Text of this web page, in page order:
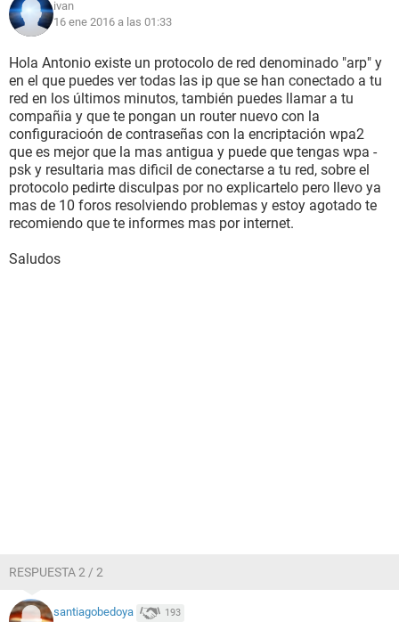
ivan
16 ene 2016 a las 01:33
Hola Antonio existe un protocolo de red denominado "arp" y
en el que puedes ver todas las ip que se han conectado a tu
red en los últimos minutos, también puedes llamar a tu
compañia y que te pongan un router nuevo con la
configuracioón de contraseñas con la encriptación wpa2
que es mejor que la mas antigua y puede que tengas wpa -
psk y resultaria mas dificil de conectarse a tu red, sobre el
protocolo pedirte disculpas por no explicartelo pero llevo ya
mas de 10 foros resolviendo problemas y estoy agotado te
recomiendo que te informes mas por internet.
Saludos
RESPUESTA 2 / 2
santiagobedoya 193